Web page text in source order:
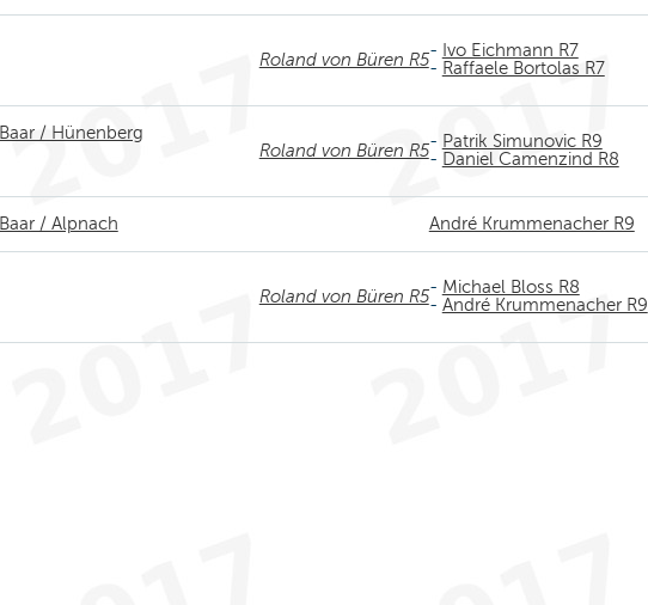
Roland von Büren R5- Ivo Eichmann R7
- Raffaele Bortolas R7
Baar / Hünenberg
Roland von Büren R5- Patrik Simunovic R9
- Daniel Camenzind R8
Baar / Alpnach André Krummenacher R9
Roland von Büren R5- Michael Bloss R8
- André Krummenacher R9